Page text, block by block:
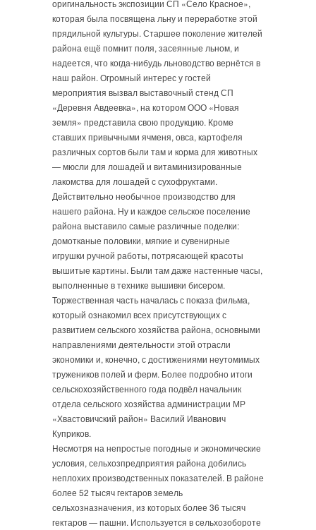
оригинальность экспозиции СП «Село Красное»,
которая была посвящена льну и переработке этой
прядильной культуры. Старшее поколение жителей
района ещё помнит поля, засеянные льном, и
надеется, что когда-нибудь льноводство вернётся в
наш район. Огромный интерес у гостей
мероприятия вызвал выставочный стенд СП
«Деревня Авдеевка», на котором ООО «Новая
земля» представила свою продукцию. Кроме
ставших привычными ячменя, овса, картофеля
различных сортов были там и корма для животных
— мюсли для лошадей и витаминизированные
лакомства для лошадей с сухофруктами.
Действительно необычное производство для
нашего района. Ну и каждое сельское поселение
района выставило самые различные поделки:
домотканые половики, мягкие и сувенирные
игрушки ручной работы, потрясающей красоты
вышитые картины. Были там даже настенные часы,
выполненные в технике вышивки бисером.
Торжественная часть началась с показа фильма,
который ознакомил всех присутствующих с
развитием сельского хозяйства района, основными
направлениями деятельности этой отрасли
экономики и, конечно, с достижениями неутомимых
тружеников полей и ферм. Более подробно итоги
сельскохозяйственного года подвёл начальник
отдела сельского хозяйства администрации МР
«Хвастовичский район» Василий Иванович
Куприков.
Несмотря на непростые погодные и экономические
условия, сельхозпредприятия района добились
неплохих производственных показателей. В районе
более 52 тысяч гектаров земель
сельхозназначения, из которых более 36 тысяч
гектаров — пашни. Используется в сельхозобороте